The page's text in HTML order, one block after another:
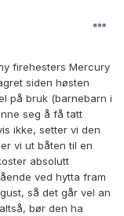
firehesters Mercury
siden høsten
på bruk (barnebarn i
seg å få tatt
ikke, setter vi den
vi ut båten til en
absolutt
ved hytta fram
så det går vel an
bør den ha